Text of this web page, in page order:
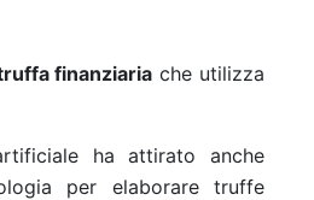
finanziaria che utilizza
ha attirato anche
per elaborare truffe